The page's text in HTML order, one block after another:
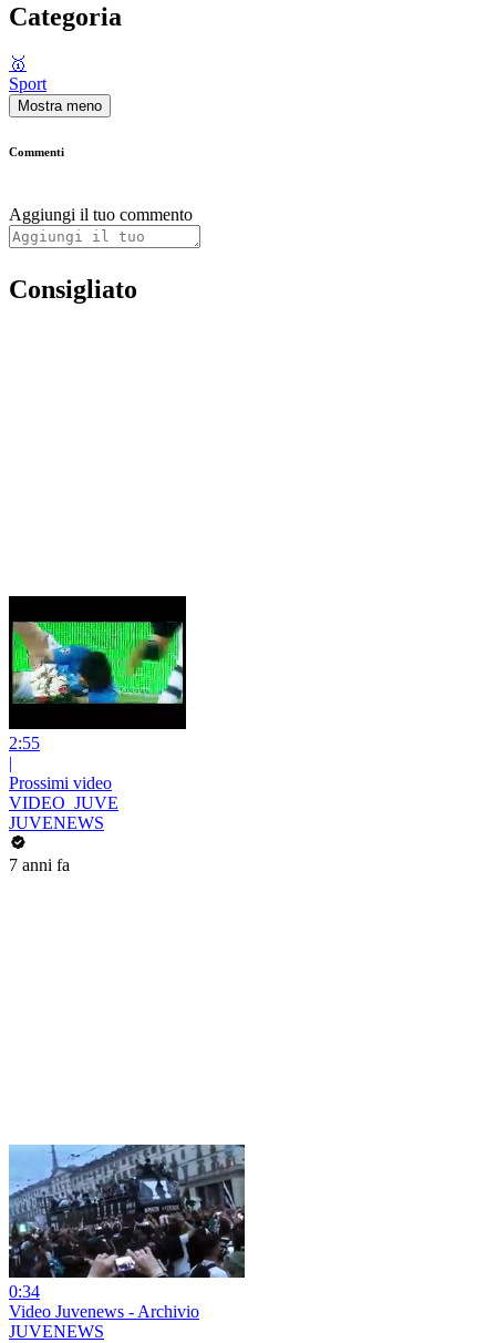
Categoria
🥇
Sport
Mostra meno
Commenti
Aggiungi il tuo commento
Consigliato
2:55
|
Prossimi video
VIDEO_JUVE
JUVENEWS
7 anni fa
0:34
Video Juvenews - Archivio
JUVENEWS